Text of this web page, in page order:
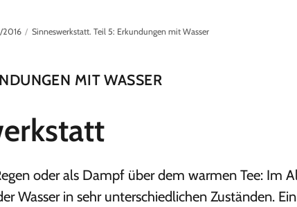
2016 Sinneswerkstatt. Teil 5: Erkundungen mit Wasser
MIT WASSER
oder als Dampf über dem warmen Tee: Im
Wasser in sehr unterschiedlichen Zuständen.